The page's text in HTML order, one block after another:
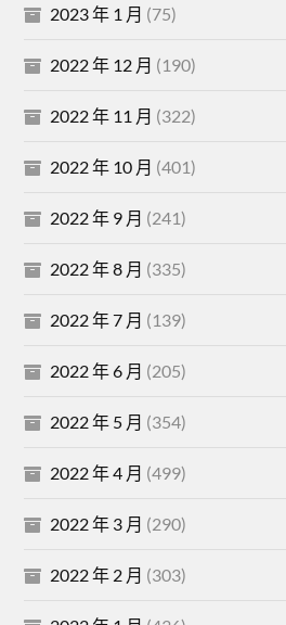
2023 年 1 月 (75)
2022 年 12 月 (190)
2022 年 11 月 (322)
2022 年 10 月 (401)
2022 年 9 月 (241)
2022 年 8 月 (335)
2022 年 7 月 (139)
2022 年 6 月 (205)
2022 年 5 月 (354)
2022 年 4 月 (499)
2022 年 3 月 (290)
2022 年 2 月 (303)